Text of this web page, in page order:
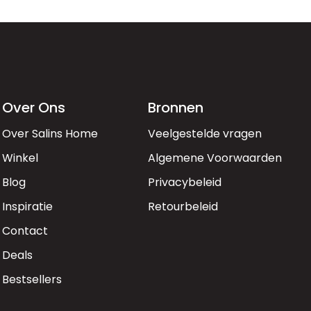
Over Ons
Over Salins Home
Winkel
Blog
Inspiratie
Contact
Deals
Bestsellers
Bronnen
Veelgestelde vragen
Algemene Voorwaarden
Privacybeleid
Retourbeleid